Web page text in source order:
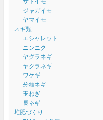
ジャガイモ
ヤマイモ
ネギ類
エシャレット
ニンニク
ヤグラネギ
ヤグラネギ
ワケギ
分結ネギ
玉ねぎ
長ネギ
堆肥づくり